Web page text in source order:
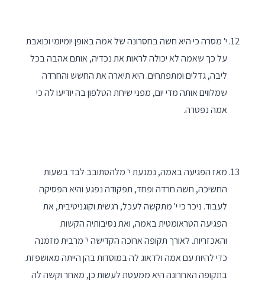
י' מסרה כי היא חשה בחסרונה של אמה באופן יומיומי וכואבת
על כך שאמה לא יכולה לראות את נכדיה, אותם אהבה בכל
ליבה, גדלים ומתפתחים. היא תיארה את החשש והחרדה
שמלווים אותה מדי יום, מפני שיחת הטלפון בה יודיעו לה כי
אמה נפטרה.
מאז הפגיעה באמה, נמנעת י' מלהסתובב לבד בשעות
החשיכה, חשה חרדה ופחד, תפקודה נפגע והיא הפסיקה
לעבוד. ניכר כי י' מתקשה לעכל, רגשית וקוגניטיבית, את
הפגיעה הטראומטית באמה, ואת נסיבותיה הקשות
והאכזריות. לאורך תקופה ארוכה הקדישה י' מרבית מזמנה
כדי להיות עם אמה ולדאוג לה במוסדות בהן הייתה מאושפזת.
בתקופה האחרונה היא ממעטת לעשות כן, מאחר וקשה לה